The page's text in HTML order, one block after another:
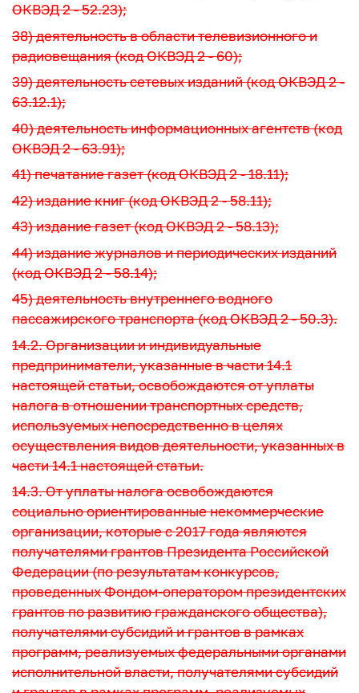
ОКВЭД 2 - 52.23);
38) деятельность в области телевизионного и
радиовещания (код ОКВЭД 2 - 60);
39) деятельность сетевых изданий (код ОКВЭД 2 -
63.12.1);
40) деятельность информационных агентств (код
ОКВЭД 2 - 63.91);
41) печатание газет (код ОКВЭД 2 - 18.11);
42) издание книг (код ОКВЭД 2 - 58.11);
43) издание газет (код ОКВЭД 2 - 58.13);
44) издание журналов и периодических изданий
(код ОКВЭД 2 - 58.14);
45) деятельность внутреннего водного
пассажирского транспорта (код ОКВЭД 2 - 50.3).
14.2. Организации и индивидуальные
предприниматели, указанные в части 14.1
настоящей статьи, освобождаются от уплаты
налога в отношении транспортных средств,
используемых непосредственно в целях
осуществления видов деятельности, указанных в
части 14.1 настоящей статьи.
14.3. От уплаты налога освобождаются
социально ориентированные некоммерческие
организации, которые с 2017 года являются
получателями грантов Президента Российской
Федерации (по результатам конкурсов,
проведенных Фондом-оператором президентских
грантов по развитию гражданского общества),
получателями субсидий и грантов в рамках
программ, реализуемых федеральными органами
исполнительной власти, получателями субсидий